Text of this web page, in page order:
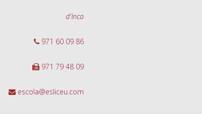
d'Inca
971 60 09 86
971 79 48 09
escola@esliceu.com